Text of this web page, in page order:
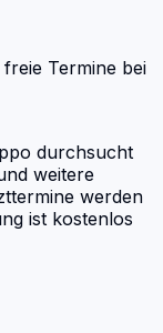
freie Termine bei
durchsucht
weitere
werden
ist kostenlos